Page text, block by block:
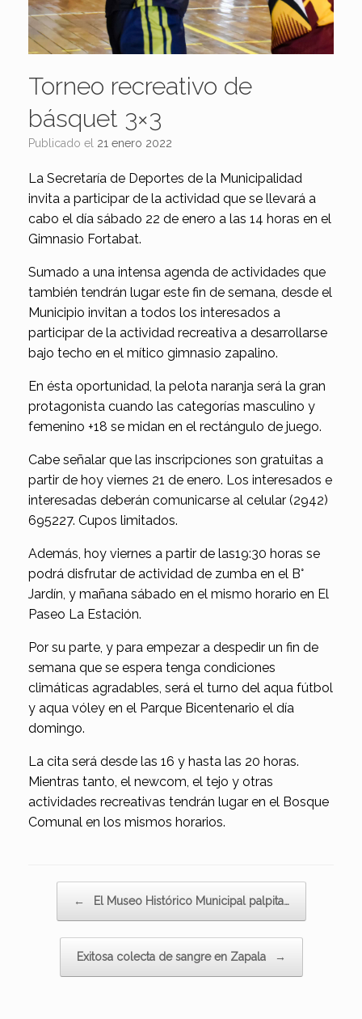
Torneo recreativo de
básquet 3×3
Publicado el 21 enero 2022
La Secretaría de Deportes de la Municipalidad
invita a participar de la actividad que se llevará a
cabo el día sábado 22 de enero a las 14 horas en el
Gimnasio Fortabat.
Sumado a una intensa agenda de actividades que
también tendrán lugar este fin de semana, desde el
Municipio invitan a todos los interesados a
participar de la actividad recreativa a desarrollarse
bajo techo en el mítico gimnasio zapalino.
En ésta oportunidad, la pelota naranja será la gran
protagonista cuando las categorías masculino y
femenino +18 se midan en el rectángulo de juego.
Cabe señalar que las inscripciones son gratuitas a
partir de hoy viernes 21 de enero. Los interesados e
interesadas deberán comunicarse al celular (2942)
695227. Cupos limitados.
Además, hoy viernes a partir de las19:30 horas se
podrá disfrutar de actividad de zumba en el B°
Jardín, y mañana sábado en el mismo horario en El
Paseo La Estación.
Por su parte, y para empezar a despedir un fin de
semana que se espera tenga condiciones
climáticas agradables, será el turno del aqua fútbol
y aqua vóley en el Parque Bicentenario el día
domingo.
La cita será desde las 16 y hasta las 20 horas.
Mientras tanto, el newcom, el tejo y otras
actividades recreativas tendrán lugar en el Bosque
Comunal en los mismos horarios.
← El Museo Histórico Municipal palpita…
Exitosa colecta de sangre en Zapala →